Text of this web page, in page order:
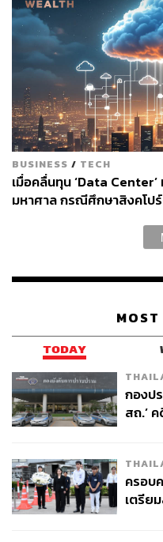
BUSINESS / TECH
เมื่อคลื่นทุน ‘Data Center’
มหาศาล กรณีศึกษาสิงคโป
TODAY
กองป
สถ.’
ครอบ
เตรีย